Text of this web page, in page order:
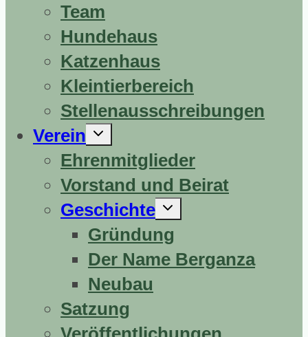
Team
Hundehaus
Katzenhaus
Kleintierbereich
Stellenausschreibungen
Verein
Untermenü
erweitern
Ehrenmitglieder
Vorstand und Beirat
Geschichte
Untermenü
erweitern
Gründung
Der Name Berganza
Neubau
Satzung